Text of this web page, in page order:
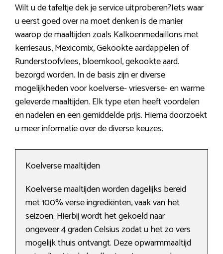
Wilt u de tafeltje dek je service uitproberen?Iets waar
u eerst goed over na moet denken is de manier
waarop de maaltijden zoals Kalkoenmedaillons met
kerriesaus, Mexicomix, Gekookte aardappelen of
Runderstoofvlees, bloemkool, gekookte aard.
bezorgd worden. In de basis zijn er diverse
mogelijkheden voor koelverse- vriesverse- en warme
geleverde maaltijden. Elk type eten heeft voordelen
en nadelen en een gemiddelde prijs. Hierna doorzoekt
u meer informatie over de diverse keuzes.
Koelverse maaltijden
Koelverse maaltijden worden dagelijks bereid
met 100% verse ingrediënten, vaak van het
seizoen. Hierbij wordt het gekoeld naar
ongeveer 4 graden Celsius zodat u het zo vers
mogelijk thuis ontvangt. Deze opwarmmaaltijd